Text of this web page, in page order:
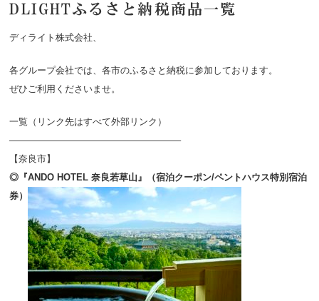
DLIGHTふるさと納税商品一覧
ディライト株式会社、
各グループ会社では、各市のふるさと納税に参加しております。
ぜひご利用くださいませ。
一覧（リンク先はすべて外部リンク）
——————————————————–
【奈良市】
◎『ANDO HOTEL 奈良若草山』（宿泊クーポン/ペントハウス特別宿泊
券）